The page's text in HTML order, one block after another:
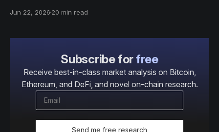
mua thụ động mạnh mẽ hơn và những người nắm giữ
một điểm đáy.
Jun 22, 2026 20 min read
Subscribe forfree
Receive best-in-class market analysis on Bitcoin,
Ethereum, and DeFi, and novel on-chain research.
Send me free research